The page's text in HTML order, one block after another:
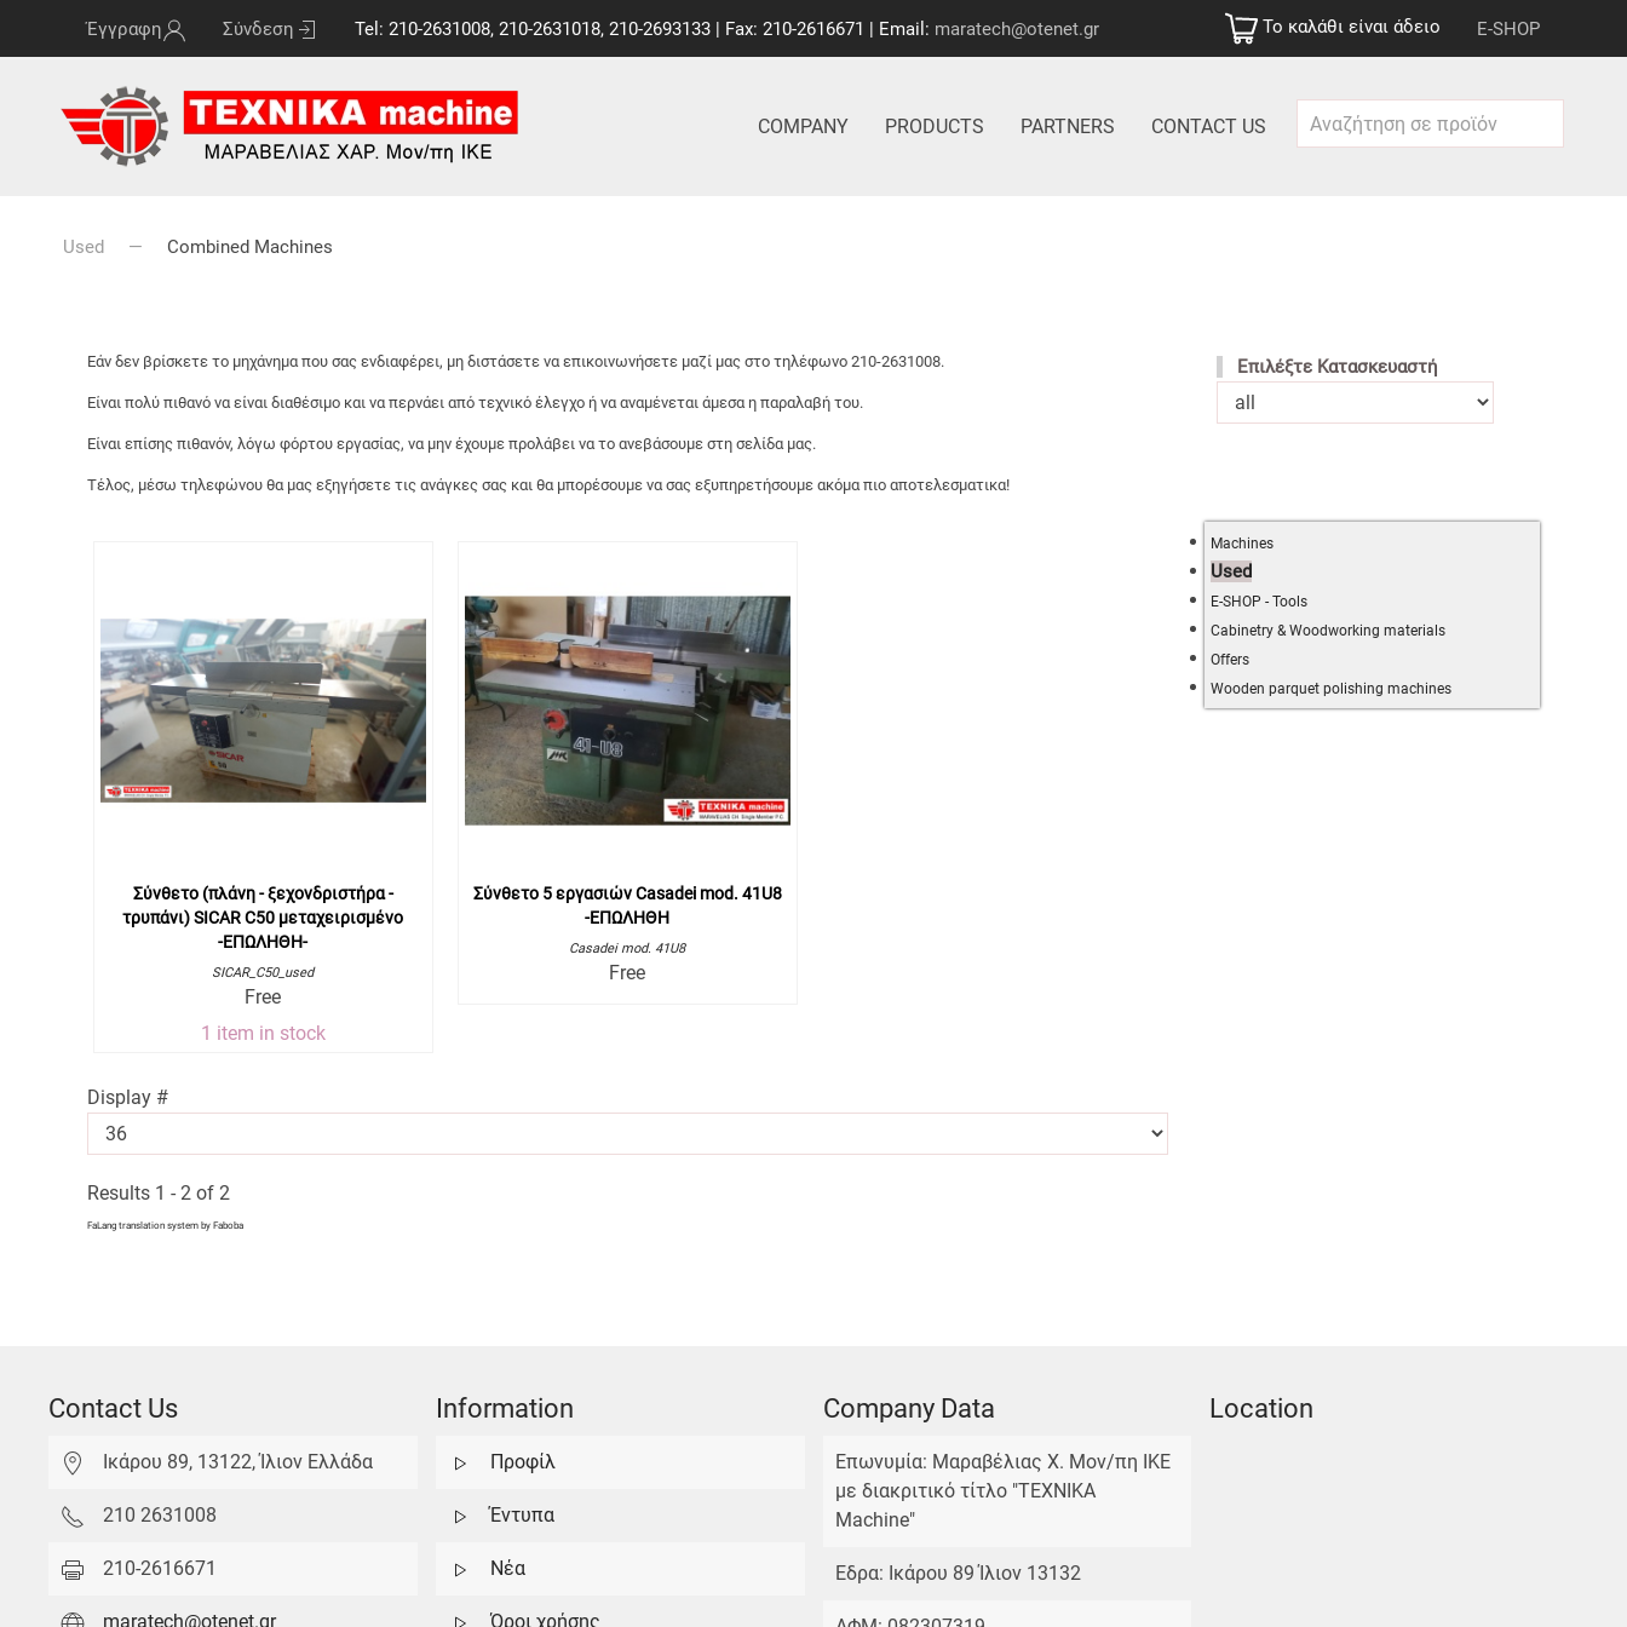
Έγγραφη Σύνδεση Tel: 210-2631008, 210-2631018, 210-2693133 | Fax: 210-2616671 | Email: maratech@otenet.gr Το καλάθι είναι άδειο E-SHOP
COMPANY PRODUCTS PARTNERS CONTACT US
Used Combined Machines
Εάν δεν βρίσκετε το μηχάνημα που σας ενδιαφέρει, μη διστάσετε να επικοινωνήσετε μαζί μας στο τηλέφωνο 210-2631008.
Είναι πολύ πιθανό να είναι διαθέσιμο και να περνάει από τεχνικό έλεγχο ή να αναμένεται άμεσα η παραλαβή του.
Είναι επίσης πιθανόν, λόγω φόρτου εργασίας, να μην έχουμε προλάβει να το ανεβάσουμε στη σελίδα μας.
Τέλος, μέσω τηλεφώνου θα μας εξηγήσετε τις ανάγκες σας και θα μπορέσουμε να σας εξυπηρετήσουμε ακόμα πιο αποτελεσματικα!
Σύνθετο (πλάνη - ξεχονδριστήρα -
τρυπάνι) SICAR C50 μεταχειρισμένo
-ΕΠΩΛΗΘΗ-
SICAR_C50_used
Free
1 item in stock
Σύνθετο 5 εργασιών Casadei mod. 41U8
-ΕΠΩΛΗΘΗ
Casadei mod. 41U8
Free
Display #
Results 1 - 2 of 2
FaLang translation system by Faboba
Επιλέξτε Κατασκευαστή
Machines
Used
E-SHOP - Tools
Cabinetry & Woodworking materials
Offers
Wooden parquet polishing machines
Contact Us
Ικάρου 89, 13122, Ίλιον Ελλάδα
210 2631008
210-2616671
maratech@otenet.gr
Information
Προφίλ
Έντυπα
Νέα
Όροι χρήσης
Company Data
Επωνυμία: Μαραβέλιας Χ. Μον/πη ΙΚΕ
με διακριτικό τίτλο "TEXNIKA
Machine"
Εδρα: Ικάρου 89 Ίλιον 13132
Location